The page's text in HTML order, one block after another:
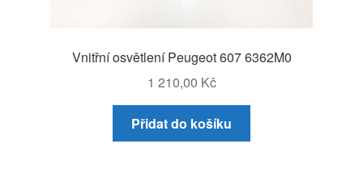
Vnitřní osvětlení Peugeot 607 6362M0
1 210,00 Kč
Přidat do košíku